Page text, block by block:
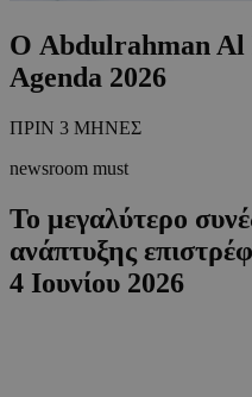
Ο Abdulrahman Al
Agenda 2026
ΠΡΙΝ 3 ΜΗΝΕΣ
newsroom must
Το μεγαλύτερο
ανάπτυξης
4 Ιουνίου 2026